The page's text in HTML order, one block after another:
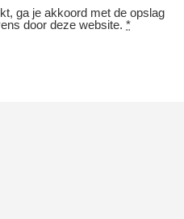
ga je akkoord met de opslag
door deze website. *